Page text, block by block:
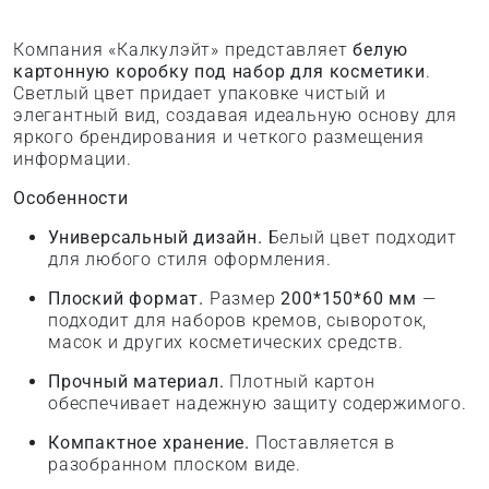
Компания «Калкулэйт» представляетбелую
картонную коробку под набор для косметики.
Светлый цвет придает упаковке чистый и
элегантный вид, создавая идеальную основу для
яркого брендирования и четкого размещения
информации.
Особенности
Универсальный дизайн. Белый цвет подходит
для любого стиля оформления.
Плоский формат. Размер200*150*60 мм —
подходит для наборов кремов, сывороток,
масок и других косметических средств.
Прочный материал. Плотный картон
обеспечивает надежную защиту содержимого.
Компактное хранение. Поставляется в
разобранном плоском виде.